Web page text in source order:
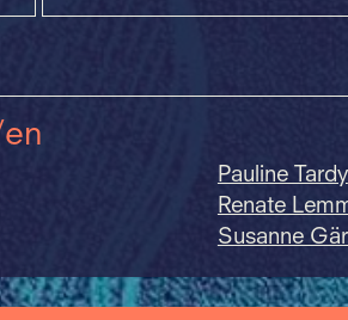
Pauline Tardy
Renate
Susanne